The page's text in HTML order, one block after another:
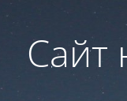
Сайт